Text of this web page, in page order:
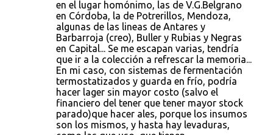
en el lugar homónimo, las de V.G.Belgrano
en Córdoba, la de Potrerillos, Mendoza,
algunas de las lineas de Antares y
Barbarroja (creo), Buller y Rubias y Negras
en Capital... Se me escapan varias, tendría
que ir a la colección a refrescar la memoria...
En mi caso, con sistemas de fermentación
termostatizados y guarda en frío, podría
hacer lager sin mayor costo (salvo el
financiero del tener que tener mayor stock
parado)que hacer ales, porque los insumos
son los mismos, y hasta hay levaduras,